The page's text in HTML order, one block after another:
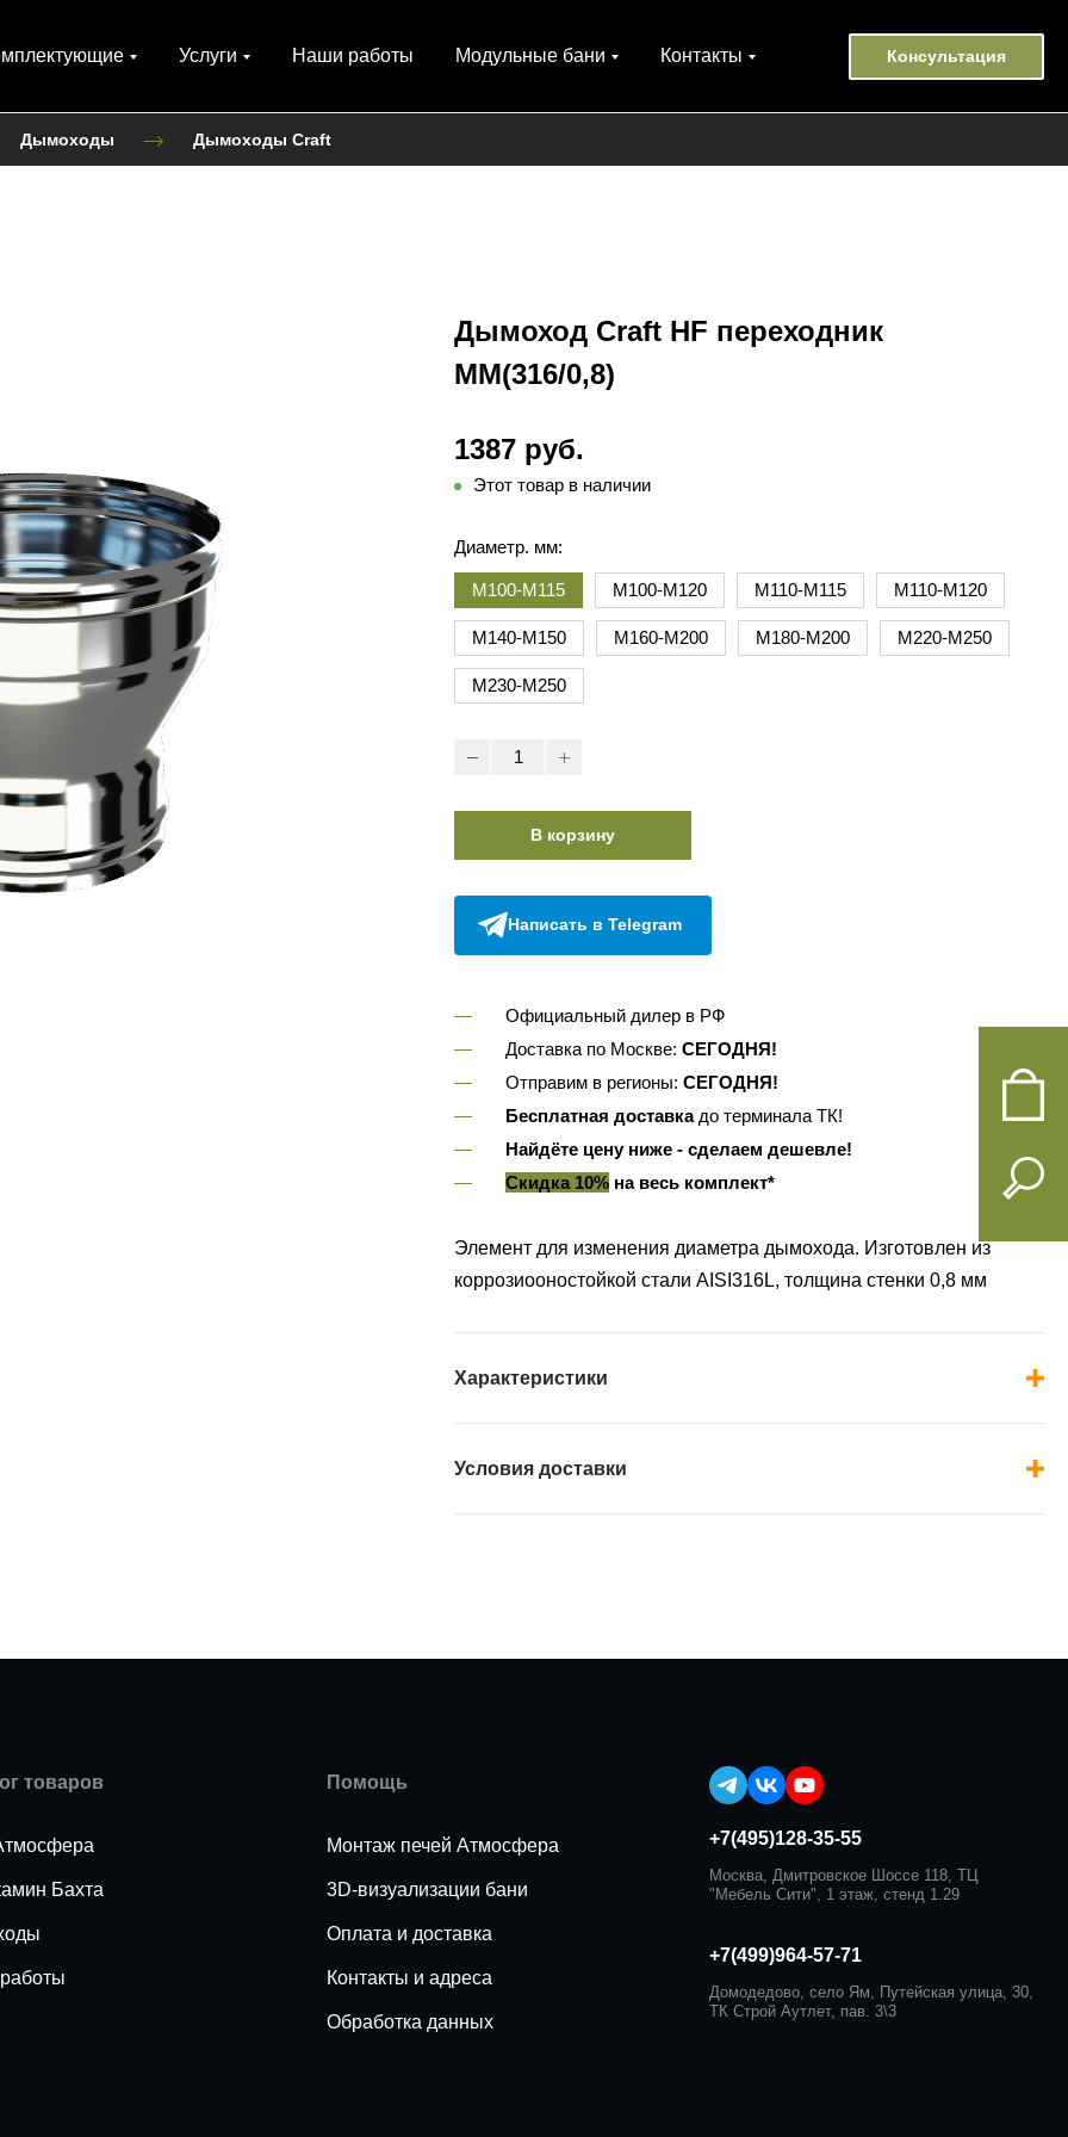
Услуги Наши работы Модульные бани Контакты Консультация
Дымоходы Дымоходы Craft
Дымоход Craft HF переходник
ММ(316/0,8)
1387 руб.
Этот товар в наличии
Диаметр. мм:
М100-М115 М100-М120 М110-М115 М110-М120
М140-М150 М160-М200 М180-М200 М220-М250
М230-М250
В корзину
Написать в Telegram
Официальный дилер в РФ
Доставка по Москве: СЕГОДНЯ!
Отправим в регионы: СЕГОДНЯ!
Бесплатная доставкадо терминала ТК!
Найдёте цену ниже - сделаем дешевле!
Скидка 10%на весь комплект*
Элемент для изменения диаметра дымохода. Изготовлен из
коррозиооностойкой стали AISI316L, толщина стенки 0,8 мм
Характеристики
Условия доставки
товаров
Бахта
Помощь
Монтаж печей Атмосфера
3D-визуализации бани
Оплата и доставка
Контакты и адреса
Обработка данных
+7(495)128-35-55
Москва, Дмитровское Шоссе 118, ТЦ
"Мебель Сити", 1 этаж, стенд 1.29
+7(499)964-57-71
Домодедово, село Ям, Путейская улица, 30,
ТК Строй Аутлет, пав. 3\3